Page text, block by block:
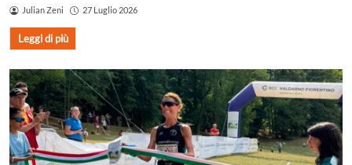
Julian Zeni 27 Luglio 2026
Leggi di più